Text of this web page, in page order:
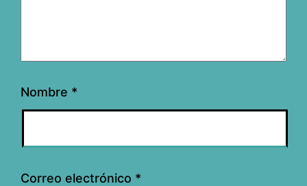
Nombre *
Correo electrónico *